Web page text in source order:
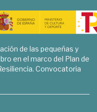
de las pequeñas y
en el marco del Plan de
Convocatoria